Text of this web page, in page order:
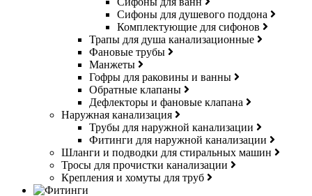
Сифоны для душевого поддона
Комплектующие для сифонов
Трапы для душа канализационные
Фановые трубы
Манжеты
Гофры для раковины и ванны
Обратные клапаны
Дефлекторы и фановые клапана
Наружная канализация
Трубы для наружной канализации
Фитинги для наружной канализации
Шланги и подводки для стиральных машин
Тросы для прочистки канализации
Крепления и хомуты для труб